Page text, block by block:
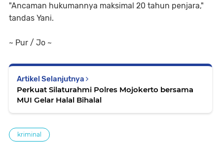
"Ancaman hukumannya maksimal 20 tahun penjara,"
tandas Yani.
~ Pur / Jo ~
Artikel Selanjutnya
Perkuat Silaturahmi Polres Mojokerto bersama
MUI Gelar Halal Bihalal
kriminal